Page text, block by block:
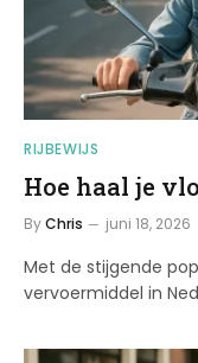
RIJBEWIJS
Hoe haal je
ByChris juni 18, 2026
Met de stijgende
vervoermiddel in